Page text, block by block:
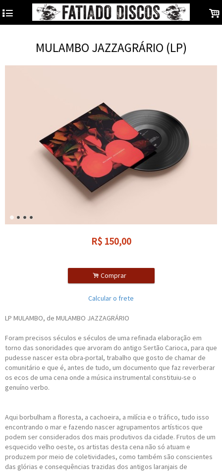
4 .
MULAMBO JAZZAGRÁRIO (LP)
R$ 150,00
. Comprar
Calcular o frete
LP MULAMBO, de MULAMBO JAZZAGRÁRIO
Foram precisos séculos e séculos de uma refinada elaboração em
torno das sonoridades que arvoram do antigo Sertão Carioca, para que
pudesse nascer esta obra-portal, trabalho que gosto de chamar de
comunitário e que é, antes de tudo, um documento que faz reverberar
os ecos de uma cena onde a música instrumental constituiu-se o
genuíno verbo.
Aqui borbulham a floresta, a cachoeira, a milícia e o tráfico, tudo isso
encontrando o mar e fazendo nascer agrupamentos artísticos que
podem ser considerados dos mais produtivos da cidade. Frutos de um
esquecido velho oeste, os artistas desta cena não só atuam e
produzem por meio de coletividades, como também são conscientes
das glórias e consequências trazidas dos antigos laranjais de